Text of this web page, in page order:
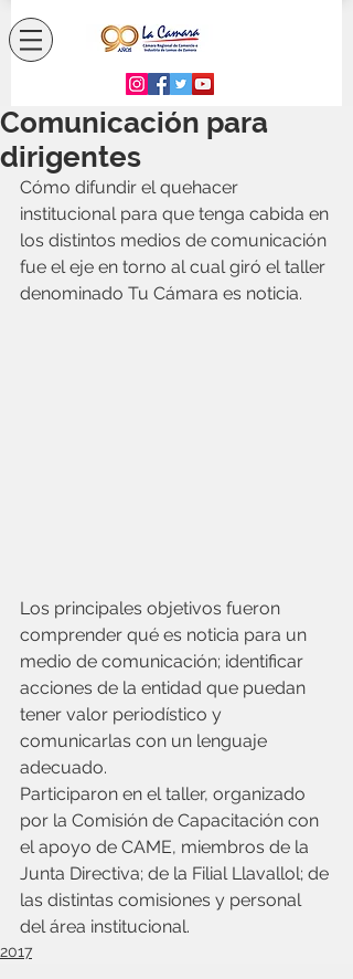
Comunicación para
dirigentes
Cómo difundir el quehacer
institucional para que tenga cabida en
los distintos medios de comunicación
fue el eje en torno al cual giró el taller
denominado Tu Cámara es noticia.
Los principales objetivos fueron
comprender qué es noticia para un
medio de comunicación; identificar
acciones de la entidad que puedan
tener valor periodístico y
comunicarlas con un lenguaje
adecuado.
Participaron en el taller, organizado
por la Comisión de Capacitación con
el apoyo de CAME, miembros de la
Junta Directiva; de la Filial Llavallol; de
las distintas comisiones y personal
del área institucional.
2017